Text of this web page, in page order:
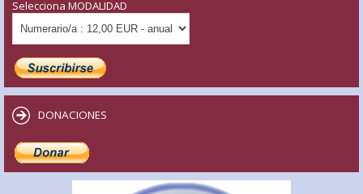
Selecciona MODALIDAD
DONACIONES